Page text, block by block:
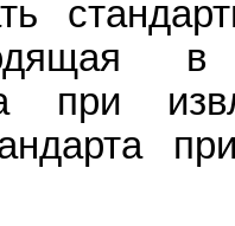
в
при